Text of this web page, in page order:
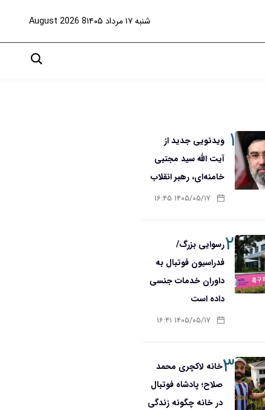
شنبه ۱۷ مرداد ۱۴۰۵ 8 August 2026
۱ ویدئویی جدید از
آیت الله سید مجتبی
خامنه‌ای، رهبر انقلاب
۱۴۰۵/۰۵/۱۷ ۱۶:۴۵
۲رسوایی بزرگ/
فدراسیون فوتبال به
داوران خدمات جنسی
داده است
۱۴۰۵/۰۵/۱۷ ۱۶:۴۱
۳خانه لاکچری محمد
صلاح؛ پادشاه فوتبال
در خانه چگونه زندگی